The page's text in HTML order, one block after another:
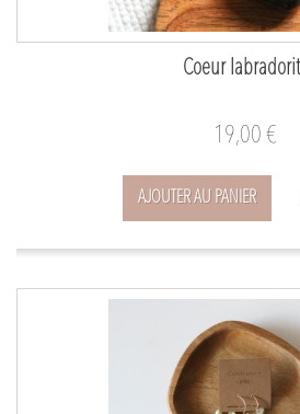
Coeur
19,00 €
AJOUTER AU PANIER